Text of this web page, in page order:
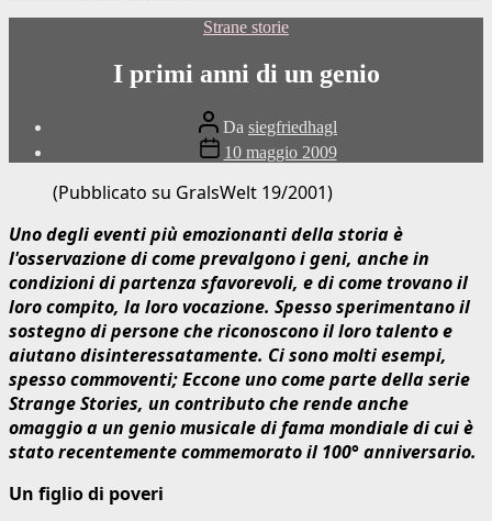
Categorie
Strane storie
I primi anni di un genio
Autore
del
post
Da siegfriedhagl
Data
di
pubblicazione
10 maggio 2009
(Pubblicato su GralsWelt 19/2001)
Uno degli eventi più emozionanti della storia è
l'osservazione di come prevalgono i geni, anche in
condizioni di partenza sfavorevoli, e di come trovano il
loro compito, la loro vocazione. Spesso sperimentano il
sostegno di persone che riconoscono il loro talento e
aiutano disinteressatamente. Ci sono molti esempi,
spesso commoventi; Eccone uno come parte della serie
Strange Stories, un contributo che rende anche
omaggio a un genio musicale di fama mondiale di cui è
stato recentemente commemorato il 100° anniversario.
Un figlio di poveri